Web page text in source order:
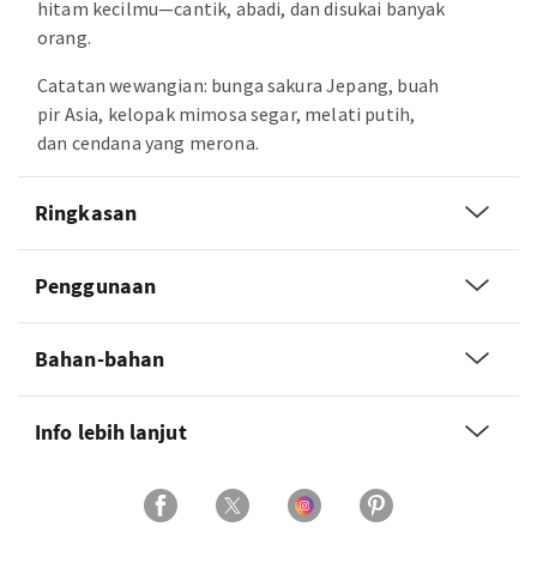
hitam kecilmu—cantik, abadi, dan disukai banyak
orang.
Catatan wewangian: bunga sakura Jepang, buah
pir Asia, kelopak mimosa segar, melati putih,
dan cendana yang merona.
Ringkasan
Penggunaan
Bahan-bahan
Info lebih lanjut